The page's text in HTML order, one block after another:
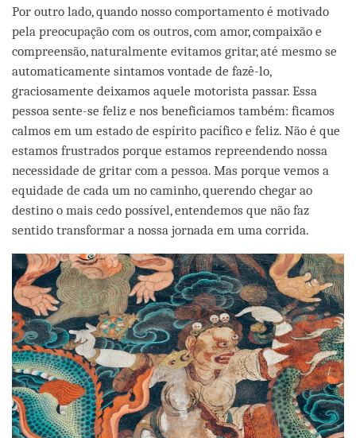
Por outro lado, quando nosso comportamento é motivado
pela preocupação com os outros, com amor, compaixão e
compreensão, naturalmente evitamos gritar, até mesmo se
automaticamente sintamos vontade de fazê-lo,
graciosamente deixamos aquele motorista passar. Essa
pessoa sente-se feliz e nos beneficiamos também: ficamos
calmos em um estado de espírito pacífico e feliz. Não é que
estamos frustrados porque estamos repreendendo nossa
necessidade de gritar com a pessoa. Mas porque vemos a
equidade de cada um no caminho, querendo chegar ao
destino o mais cedo possível, entendemos que não faz
sentido transformar a nossa jornada em uma corrida.